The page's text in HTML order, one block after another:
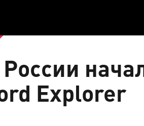
Explorer